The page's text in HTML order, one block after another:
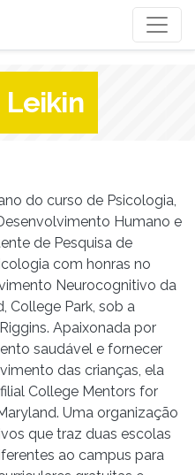
Leikin
do curso de Psicologia,
Humano e
de Pesquisa de
com honras no
Neurocognitivo da
College Park, sob a
Apaixonada por
saudável e fornecer
das crianças, ela
College Mentors for
Uma organização
que traz duas escolas
ao campus para